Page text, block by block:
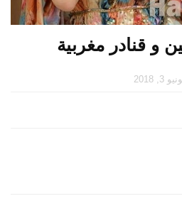
و قنادر مغربية
3, 2018